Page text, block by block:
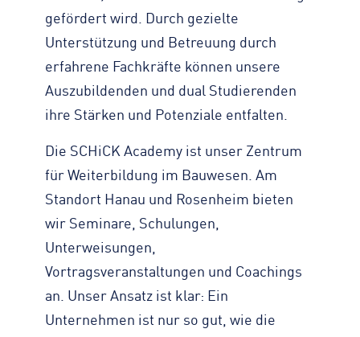
gefördert wird. Durch gezielte
Unterstützung und Betreuung durch
erfahrene Fachkräfte können unsere
Auszubildenden und dual Studierenden
ihre Stärken und Potenziale entfalten.
Die SCHiCK Academy ist unser Zentrum
für Weiterbildung im Bauwesen. Am
Standort Hanau und Rosenheim bieten
wir Seminare, Schulungen,
Unterweisungen,
Vortragsveranstaltungen und Coachings
an. Unser Ansatz ist klar: Ein
Unternehmen ist nur so gut, wie die